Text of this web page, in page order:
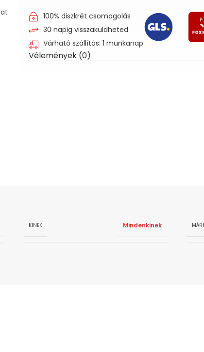
100% diszkrét csomagolás
30 napig visszaküldheted
Várható szállítás: 1 munkanap
Vélemények (0)
KINEK Mindenkinek